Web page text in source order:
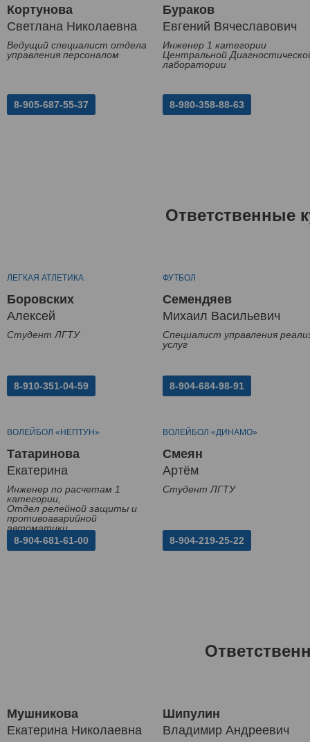
Кортунова
Светлана Николаевна
Ведущий специалист отдела
управления персоналом
8-905-687-55-37
Бураков
Евгений Вячеславович
Инженер 1 категории
Центральной
лаборатории
8-980-358-88-63
Ответственные
ЛЕГКАЯ АТЛЕТИКА
Боровских
Алексей
Студент ЛГТУ
8-910-351-04-59
ФУТБОЛ
Семендяев
Михаил Васильевич
Специалист управления
услуг
8-904-684-98-91
ВОЛЕЙБОЛ «НЕПТУН»
Татаринова
Екатерина
Инженер по расчетам 1
категории,
Отдел релейной защиты и
противоаварийной
автоматики
8-904-681-61-00
ВОЛЕЙБОЛ «ДИНАМО»
Смеян
Артём
Студент ЛГТУ
8-904-219-25-22
Мушникова
Екатерина Николаевна
Шипулин
Владимир Андреевич